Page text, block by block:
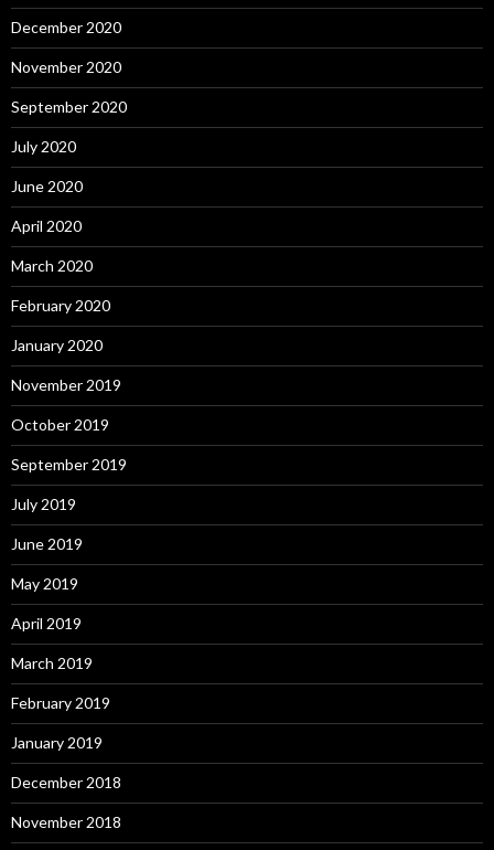
December 2020
November 2020
September 2020
July 2020
June 2020
April 2020
March 2020
February 2020
January 2020
November 2019
October 2019
September 2019
July 2019
June 2019
May 2019
April 2019
March 2019
February 2019
January 2019
December 2018
November 2018